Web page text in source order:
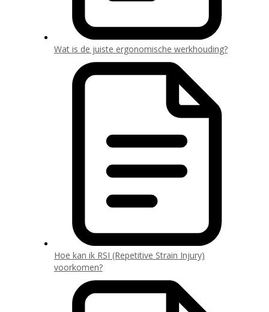
Wat is de juiste ergonomische werkhouding?
Hoe kan ik RSI (Repetitive Strain Injury)
voorkomen?